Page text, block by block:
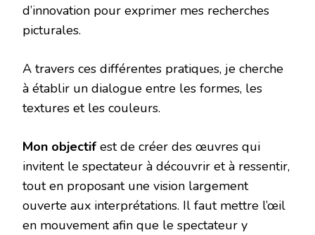
d’innovation pour exprimer mes recherches
picturales.
A travers ces différentes pratiques, je cherche
à établir un dialogue entre les formes, les
textures et les couleurs.
Mon objectif est de créer des œuvres qui
invitent le spectateur à découvrir et à ressentir,
tout en proposant une vision largement
ouverte aux interprétations. Il faut mettre l’œil
en mouvement afin que le spectateur y